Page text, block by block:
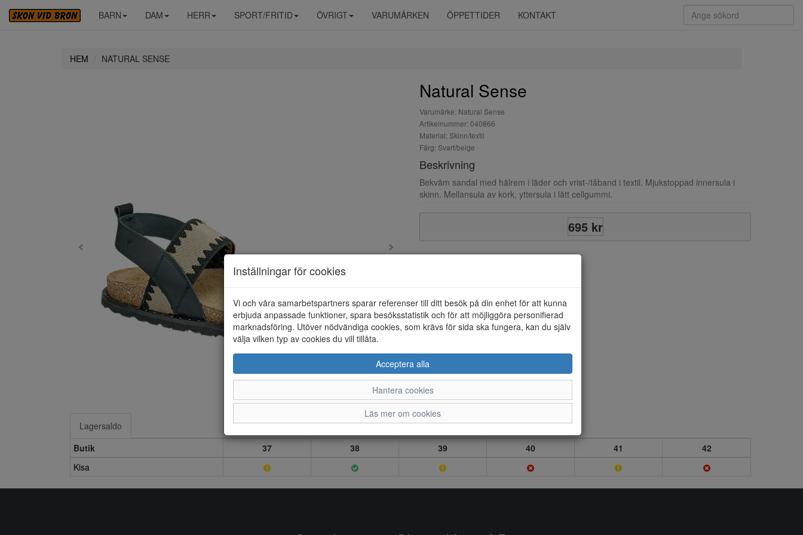
BARN DAM HERR SPORT/FRITID ÖVRIGT VARUMÄRKEN ÖPPETTIDER KONTAKT
HEM NATURAL SENSE
Natural Sense
Varumärke: Natural Sense
Artikelnummer: 040866
Material: Skinn/textil
Färg: Svart/beige
Beskrivning
Bekväm sandal med hälrem i läder och vrist-/tåband i textil. Mjukstoppad innersula i
skinn. Mellansula av kork, yttersula i lätt cellgummi.
695 kr
Lagersaldo
Butik
37 38 39 40 41
42
Kisa
Inställningar för cookies
Vi och våra samarbetspartners sparar referenser till ditt besök på din enhet för att kunna
erbjuda anpassade funktioner, spara besöksstatistik och för att möjliggöra personifierad
marknadsföring. Utöver nödvändiga cookies, som krävs för sida ska fungera, kan du själv
välja vilken typ av cookies du vill tillåta.
Acceptera alla
Hantera cookies
Läs mer om cookies